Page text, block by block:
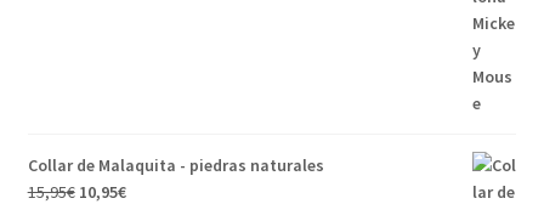
Collar de Malaquita - piedras naturales
15,95€ 10,95€